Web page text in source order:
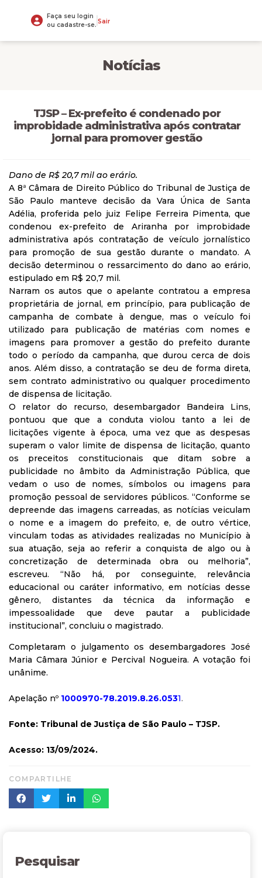
Faça seu login
ou cadastre-se. Sair
Notícias
TJSP – Ex-prefeito é condenado por
improbidade administrativa após contratar
jornal para promover gestão
Dano de R$ 20,7 mil ao erário.
A 8ª Câmara de Direito Público do Tribunal de Justiça de
São Paulo manteve decisão da Vara Única de Santa
Adélia, proferida pelo juiz Felipe Ferreira Pimenta, que
condenou ex-prefeito de Ariranha por improbidade
administrativa após contratação de veículo jornalístico
para promoção de sua gestão durante o mandato. A
decisão determinou o ressarcimento do dano ao erário,
estipulado em R$ 20,7 mil.
Narram os autos que o apelante contratou a empresa
proprietária de jornal, em princípio, para publicação de
campanha de combate à dengue, mas o veículo foi
utilizado para publicação de matérias com nomes e
imagens para promover a gestão do prefeito durante
todo o período da campanha, que durou cerca de dois
anos. Além disso, a contratação se deu de forma direta,
sem contrato administrativo ou qualquer procedimento
de dispensa de licitação.
O relator do recurso, desembargador Bandeira Lins,
pontuou que que a conduta violou tanto a lei de
licitações vigente à época, uma vez que as despesas
superam o valor limite de dispensa de licitação, quanto
os preceitos constitucionais que ditam sobre a
publicidade no âmbito da Administração Pública, que
vedam o uso de nomes, símbolos ou imagens para
promoção pessoal de servidores públicos. “Conforme se
depreende das imagens carreadas, as notícias veiculam
o nome e a imagem do prefeito, e, de outro vértice,
vinculam todas as atividades realizadas no Município à
sua atuação, seja ao referir a conquista de algo ou à
concretização de determinada obra ou melhoria”,
escreveu. “Não há, por conseguinte, relevância
educacional ou caráter informativo, em notícias desse
gênero, distantes da técnica da informação e
impessoalidade que deve pautar a publicidade
institucional”, concluiu o magistrado.
Completaram o julgamento os desembargadores José
Maria Câmara Júnior e Percival Nogueira. A votação foi
unânime.
Apelação nº 1000970-78.2019.8.26.0531.
Fonte: Tribunal de Justiça de São Paulo – TJSP.
Acesso: 13/09/2024.
COMPARTILHE
Pesquisar